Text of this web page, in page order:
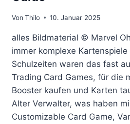
Von Thilo 10. Januar 2025
alles Bildmaterial © Marvel
immer komplexe
Schulzeiten waren das fast
Trading Card Games, für die
Booster kaufen und Karten
Alter Verwalter, was haben
Customizable Card Game,